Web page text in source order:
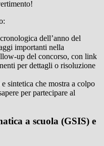
dell’anno del
importanti nella
up del concorso, con link
per dettagli o risoluzione
sintetica che mostra a colpo
per partecipare al
a scuola (GSIS) e